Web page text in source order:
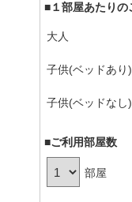
■１部屋あたりの
大人
子供(ベッドあり)
子供(ベッドなし)
■ご利用部屋数
部屋